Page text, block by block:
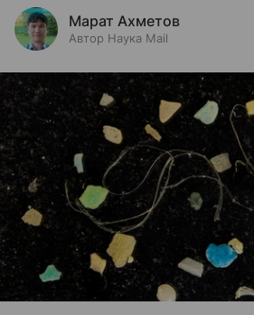
Марат Ахметов
Автор Наука Mail